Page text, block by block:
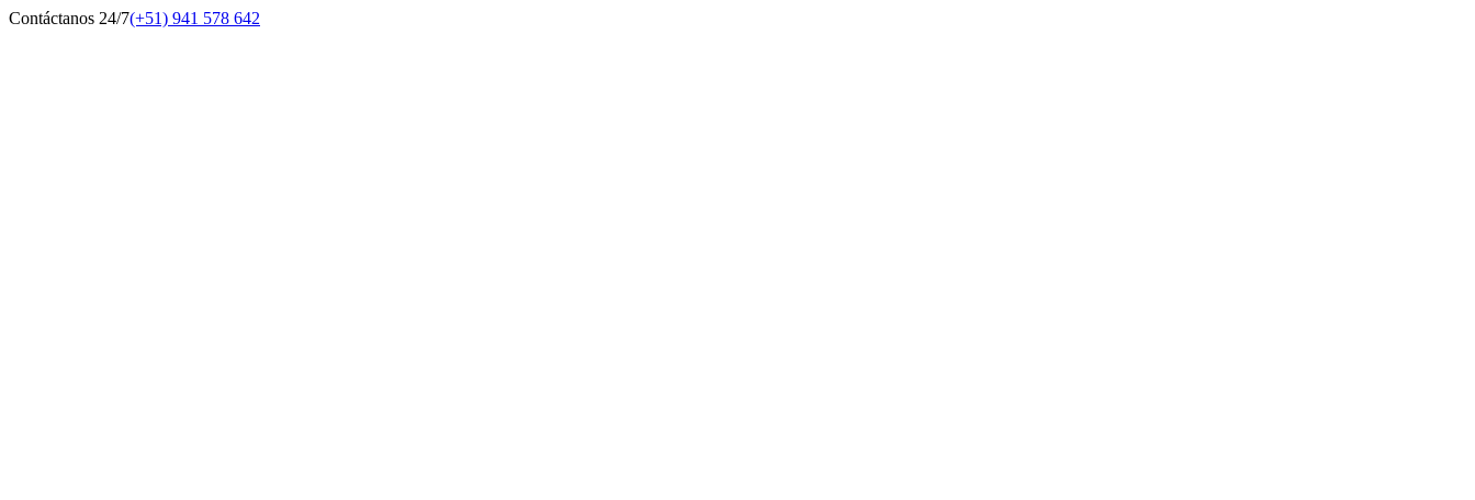
Contáctanos 24/7(+51) 941 578 642